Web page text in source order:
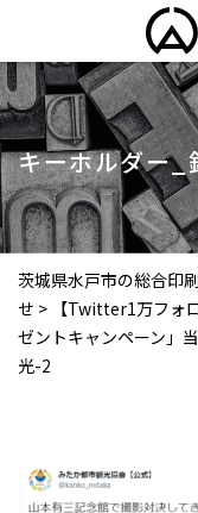
キーホルダー_
茨城県水戸市の総合印
せ > 【Twitter1万フォ
ゼントキャンペーン」
光-2